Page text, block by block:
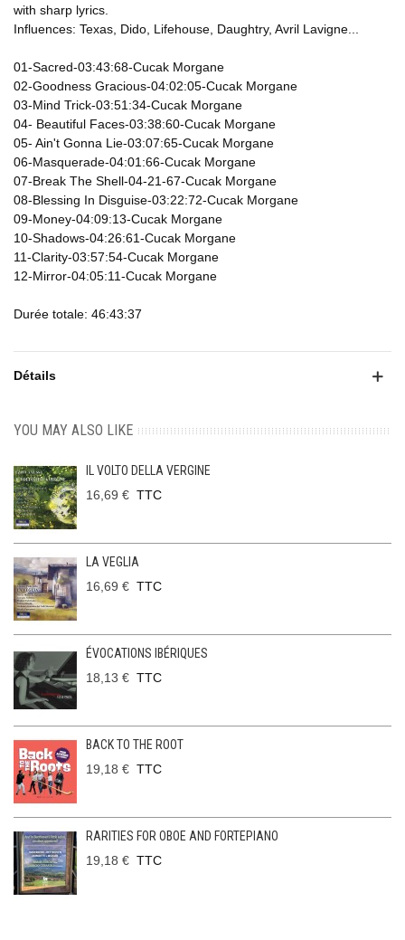
with sharp lyrics.
Influences: Texas, Dido, Lifehouse, Daughtry, Avril Lavigne...
01-Sacred-03:43:68-Cucak Morgane
02-Goodness Gracious-04:02:05-Cucak Morgane
03-Mind Trick-03:51:34-Cucak Morgane
04- Beautiful Faces-03:38:60-Cucak Morgane
05- Ain't Gonna Lie-03:07:65-Cucak Morgane
06-Masquerade-04:01:66-Cucak Morgane
07-Break The Shell-04-21-67-Cucak Morgane
08-Blessing In Disguise-03:22:72-Cucak Morgane
09-Money-04:09:13-Cucak Morgane
10-Shadows-04:26:61-Cucak Morgane
11-Clarity-03:57:54-Cucak Morgane
12-Mirror-04:05:11-Cucak Morgane
Durée totale: 46:43:37
Détails
YOU MAY ALSO LIKE
IL VOLTO DELLA VERGINE
16,69 € TTC
LA VEGLIA
16,69 € TTC
ÉVOCATIONS IBÉRIQUES
18,13 € TTC
BACK TO THE ROOT
19,18 € TTC
RARITIES FOR OBOE AND FORTEPIANO
19,18 € TTC